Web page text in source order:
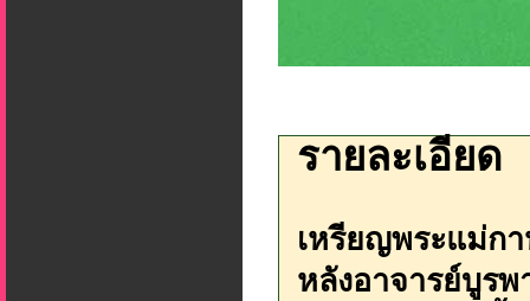
รายละเอียด
เหรียญพระแม่ก
หลังอาจารย์บูร